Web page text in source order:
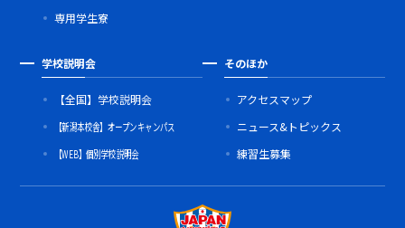
専用学生寮
学校説明会
【全国】学校説明会
【新潟本校舎】オープンキャンパス
【WEB】個別学校説明会
そのほか
アクセスマップ
ニュース&トピックス
練習生募集